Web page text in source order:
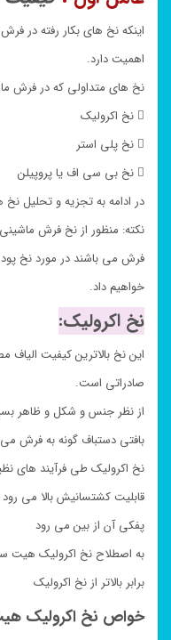
اینکه نخ های بکار رفته در
اهمیت دارد.
نخ های متداولی که در فرش
 نخ اکرولیک
 نخ پلی استر
 نخ بی سی اف یا پروپیلن
در ادامه به تجزیه و تحلیل نخ
نکته: منظور از نخ فرش
فرش می باشند در مورد نخ
خواهیم داد.
نخ اکرولیک:
این نخ بالاترین کیفیت الیاف
صادراتی است.
از نظر جنس و شکل و ظاهر
بافتی دستباف گونه به فرش
نخ اکرولیک طی فرآیند های
قابلیت کشتسانیش بالا می
پفکی آن از بین می رود
به اصطلاح نخ اکرولیک هیت
برابر بالاتر از نخ اکرولیک
خواص نخ اکرولیک